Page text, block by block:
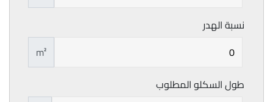
نسبة الهدر
m²
طول السكلو المطلوب